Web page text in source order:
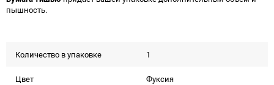
пышность.
Количество в упаковке 1
Цвет Фуксия